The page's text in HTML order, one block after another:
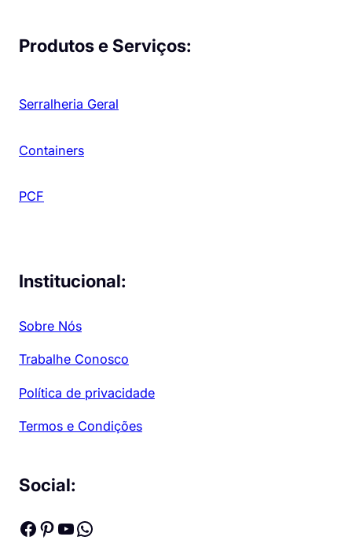
Produtos e Serviços:
Serralheria Geral
Containers
PCF
Institucional:
Sobre Nós
Trabalhe Conosco
Política de privacidade
Termos e Condições
Social:
Facebook Pinterest Youtube WhatsApp